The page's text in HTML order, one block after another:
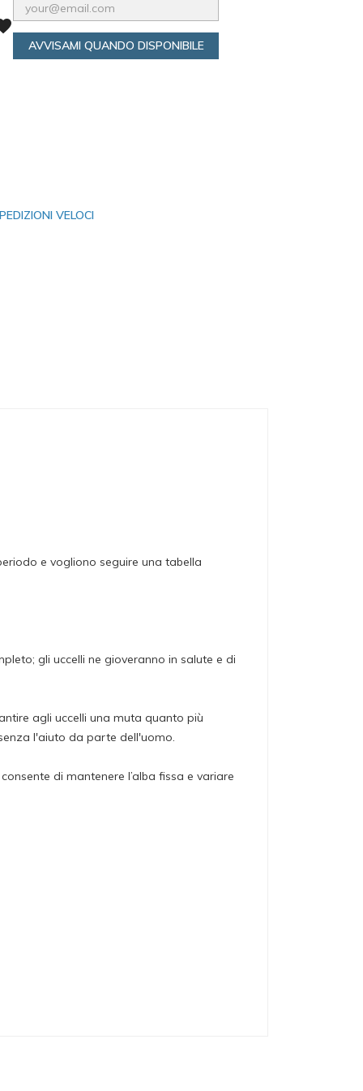
AVVISAMI QUANDO DISPONIBILE
VELOCI
e vogliono seguire una tabella
gli uccelli ne gioveranno in salute e di
agli uccelli una muta quanto più
l'aiuto da parte dell'uomo.
di mantenere l’alba fissa e variare